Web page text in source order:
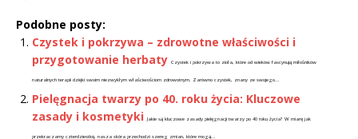
Podobne posty:
Czystek i pokrzywa – zdrowotne właściwości i
przygotowanie herbaty Czystek i pokrzywa to zioła, które od wieków fascynują miłośników
naturalnych terapii dzięki swoim niezwykłym właściwościom zdrowotnym. Zarówno czystek, znany ze swojego...
Pielęgnacja twarzy po 40. roku życia: Kluczowe
zasady i kosmetyki
Jakie są kluczowe zasady pielęgnacji twarzy po 40 roku życia? W miarę jak
przekraczamy czterdziestkę, nasza skóra przechodzi szereg zmian, które mogą...